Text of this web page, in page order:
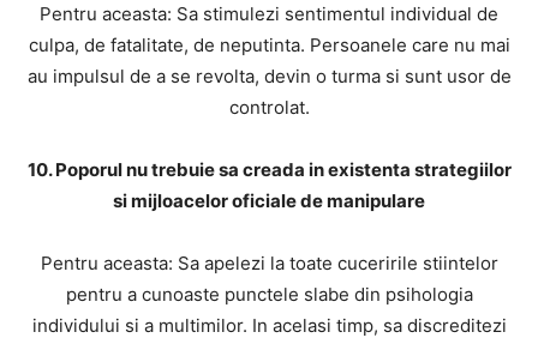
Pentru aceasta: Sa stimulezi sentimentul individual de
culpa, de fatalitate, de neputinta. Persoanele care nu mai
au impulsul de a se revolta, devin o turma si sunt usor de
controlat.
10. Poporul nu trebuie sa creada in existenta strategiilor
si mijloacelor oficiale de manipulare
Pentru aceasta: Sa apelezi la toate cuceririle stiintelor
pentru a cunoaste punctele slabe din psihologia
individului si a multimilor. In acelasi timp, sa discreditezi